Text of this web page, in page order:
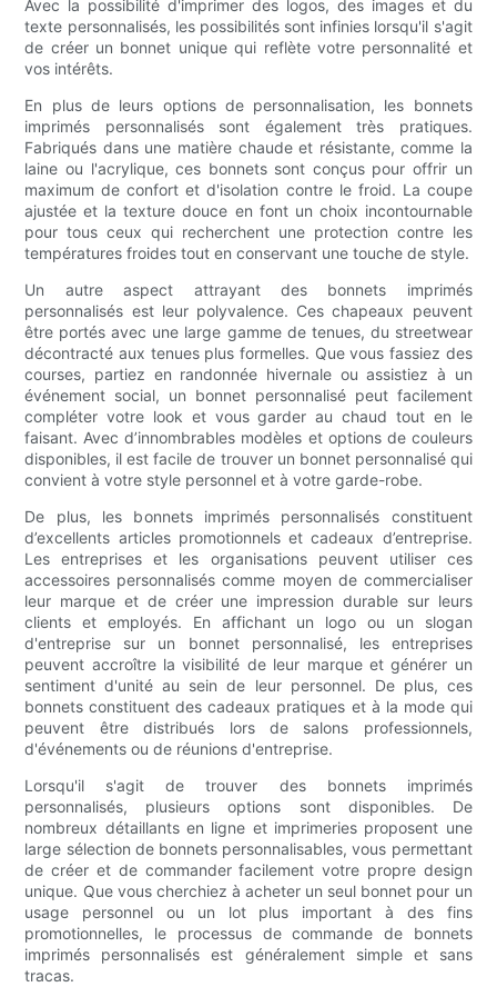
Avec la possibilité d'imprimer des logos, des images et du
texte personnalisés, les possibilités sont infinies lorsqu'il s'agit
de créer un bonnet unique qui reflète votre personnalité et
vos intérêts.
En plus de leurs options de personnalisation, les bonnets
imprimés personnalisés sont également très pratiques.
Fabriqués dans une matière chaude et résistante, comme la
laine ou l'acrylique, ces bonnets sont conçus pour offrir un
maximum de confort et d'isolation contre le froid. La coupe
ajustée et la texture douce en font un choix incontournable
pour tous ceux qui recherchent une protection contre les
températures froides tout en conservant une touche de style.
Un autre aspect attrayant des bonnets imprimés
personnalisés est leur polyvalence. Ces chapeaux peuvent
être portés avec une large gamme de tenues, du streetwear
décontracté aux tenues plus formelles. Que vous fassiez des
courses, partiez en randonnée hivernale ou assistiez à un
événement social, un bonnet personnalisé peut facilement
compléter votre look et vous garder au chaud tout en le
faisant. Avec d’innombrables modèles et options de couleurs
disponibles, il est facile de trouver un bonnet personnalisé qui
convient à votre style personnel et à votre garde-robe.
De plus, les bonnets imprimés personnalisés constituent
d’excellents articles promotionnels et cadeaux d’entreprise.
Les entreprises et les organisations peuvent utiliser ces
accessoires personnalisés comme moyen de commercialiser
leur marque et de créer une impression durable sur leurs
clients et employés. En affichant un logo ou un slogan
d'entreprise sur un bonnet personnalisé, les entreprises
peuvent accroître la visibilité de leur marque et générer un
sentiment d'unité au sein de leur personnel. De plus, ces
bonnets constituent des cadeaux pratiques et à la mode qui
peuvent être distribués lors de salons professionnels,
d'événements ou de réunions d'entreprise.
Lorsqu'il s'agit de trouver des bonnets imprimés
personnalisés, plusieurs options sont disponibles. De
nombreux détaillants en ligne et imprimeries proposent une
large sélection de bonnets personnalisables, vous permettant
de créer et de commander facilement votre propre design
unique. Que vous cherchiez à acheter un seul bonnet pour un
usage personnel ou un lot plus important à des fins
promotionnelles, le processus de commande de bonnets
imprimés personnalisés est généralement simple et sans
tracas.